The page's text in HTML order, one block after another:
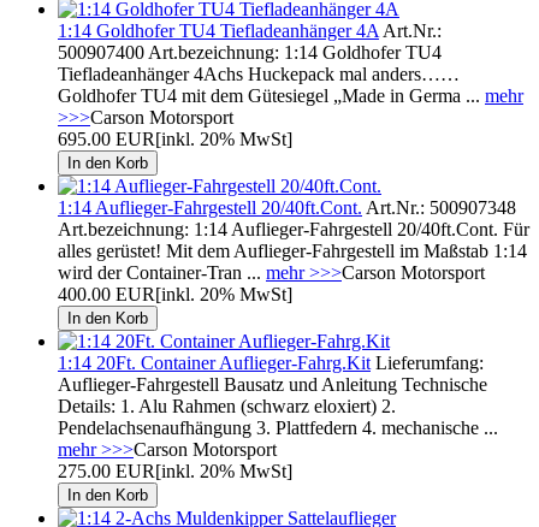
1:14 Goldhofer TU4 Tiefladeanhänger 4A Art.Nr.:
500907400 Art.bezeichnung: 1:14 Goldhofer TU4
Tiefladeanhänger 4Achs Huckepack mal anders……
Goldhofer TU4 mit dem Gütesiegel „Made in Germa ... mehr
>>>Carson Motorsport
695.00 EUR[inkl. 20% MwSt]
1:14 Auflieger-Fahrgestell 20/40ft.Cont. Art.Nr.: 500907348
Art.bezeichnung: 1:14 Auflieger-Fahrgestell 20/40ft.Cont. Für
alles gerüstet! Mit dem Auflieger-Fahrgestell im Maßstab 1:14
wird der Container-Tran ... mehr >>>Carson Motorsport
400.00 EUR[inkl. 20% MwSt]
1:14 20Ft. Container Auflieger-Fahrg.Kit Lieferumfang:
Auflieger-Fahrgestell Bausatz und Anleitung Technische
Details: 1. Alu Rahmen (schwarz eloxiert) 2.
Pendelachsenaufhängung 3. Plattfedern 4. mechanische ...
mehr >>>Carson Motorsport
275.00 EUR[inkl. 20% MwSt]